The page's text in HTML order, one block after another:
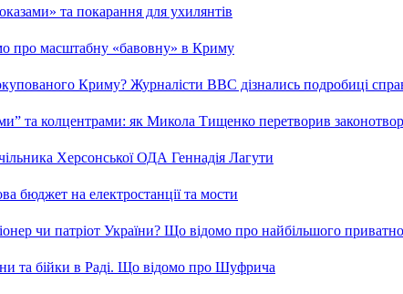
та покарання для ухилянтів
про масштабну «бавовну» в Криму
Криму? Журналісти ВВС дізнались подробиці
та колцентрами: як Микола Тищенко перетворив
Херсонської ОДА Геннадія Лагути
бюджет на електростанції та мости
чи патріот України? Що відомо про найбільшого
та бійки в Раді. Що відомо про Шуфрича